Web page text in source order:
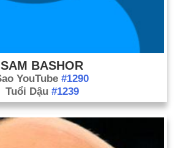
SAM BASHOR
YouTube #1290
Tuổi Dậu #1239